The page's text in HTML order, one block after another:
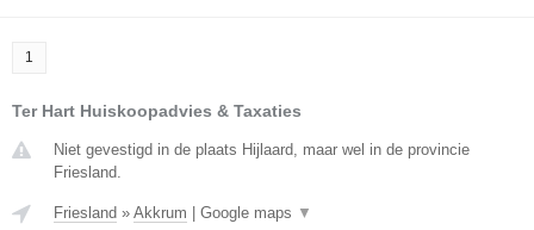
1
Ter Hart Huiskoopadvies & Taxaties
Niet gevestigd in de plaats Hijlaard, maar wel in de provincie
Friesland.
Friesland » Akkrum Google maps ▼